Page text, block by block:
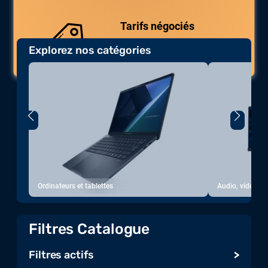
Explorez nos catégories
Ordinateurs et tablettes Audio, vidéo,
Filtres Catalogue
Filtres actifs
Tarifs négociés
Des prix compétitifs adaptés aux
volumes.